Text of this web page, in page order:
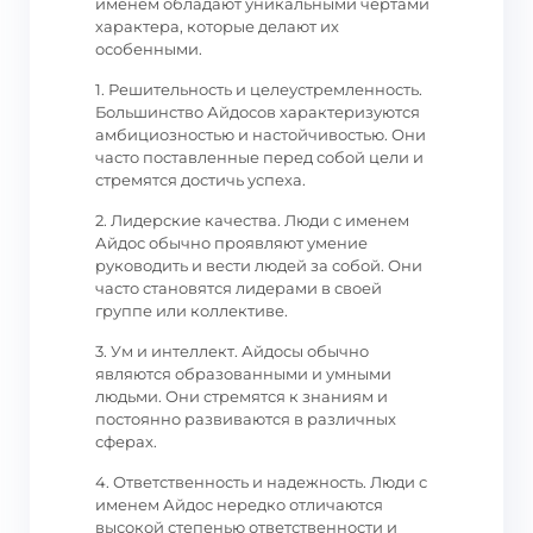
характера, которые делают их
особенными.
1. Решительность и целеустремленность.
Большинство Айдосов характеризуются
амбициозностью и настойчивостью. Они
часто поставленные перед собой цели и
стремятся достичь успеха.
2. Лидерские качества. Люди с именем
Айдос обычно проявляют умение
руководить и вести людей за собой. Они
часто становятся лидерами в своей
группе или коллективе.
3. Ум и интеллект. Айдосы обычно
являются образованными и умными
людьми. Они стремятся к знаниям и
постоянно развиваются в различных
сферах.
4. Ответственность и надежность. Люди с
именем Айдос нередко отличаются
высокой степенью ответственности и